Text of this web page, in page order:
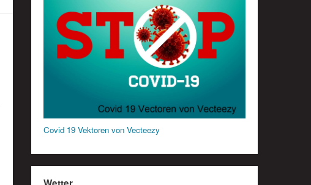
Covid 19 Vektoren von Vecteezy